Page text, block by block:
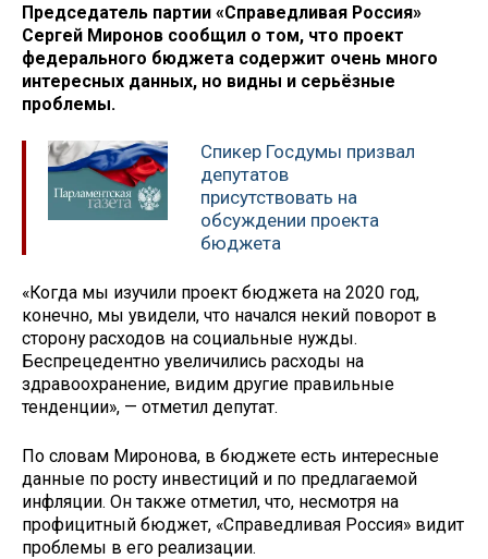
Председатель партии «Справедливая Россия»
Сергей Миронов сообщил о том, что проект
федерального бюджета содержит очень много
интересных данных, но видны и серьёзные
проблемы.
Спикер Госдумы призвал
депутатов
присутствовать на
обсуждении проекта
бюджета
«Когда мы изучили проект бюджета на 2020 год,
конечно, мы увидели, что начался некий поворот в
сторону расходов на социальные нужды.
Беспрецедентно увеличились расходы на
здравоохранение, видим другие правильные
тенденции», — отметил депутат.
По словам Миронова, в бюджете есть интересные
данные по росту инвестиций и по предлагаемой
инфляции. Он также отметил, что, несмотря на
профицитный бюджет, «Справедливая Россия» видит
проблемы в его реализации.